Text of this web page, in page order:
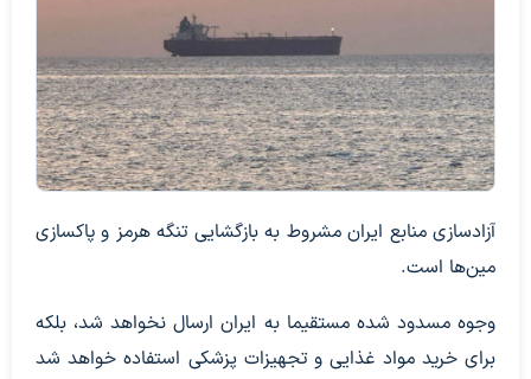
آزادسازی منابع ایران مشروط به بازگشایی تنگه هرمز و پاکسازی
مین‌ها است.
وجوه مسدود شده مستقیما به ایران ارسال نخواهد شد، بلکه
برای خرید مواد غذایی و تجهیزات پزشکی استفاده خواهد شد